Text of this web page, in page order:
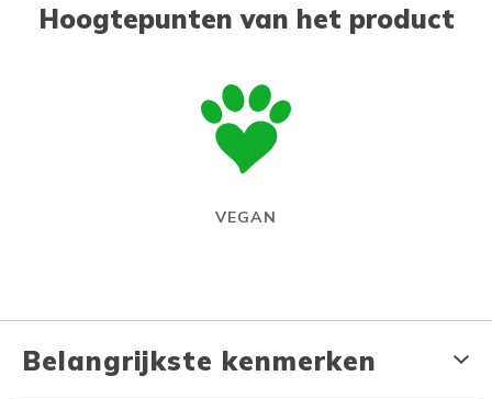
Hoogtepunten van het product
VEGAN
Belangrijkste kenmerken